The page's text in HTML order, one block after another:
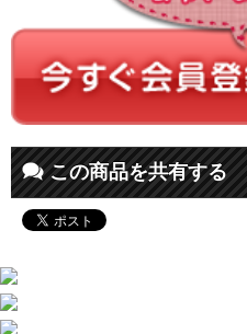
この商品を共有する